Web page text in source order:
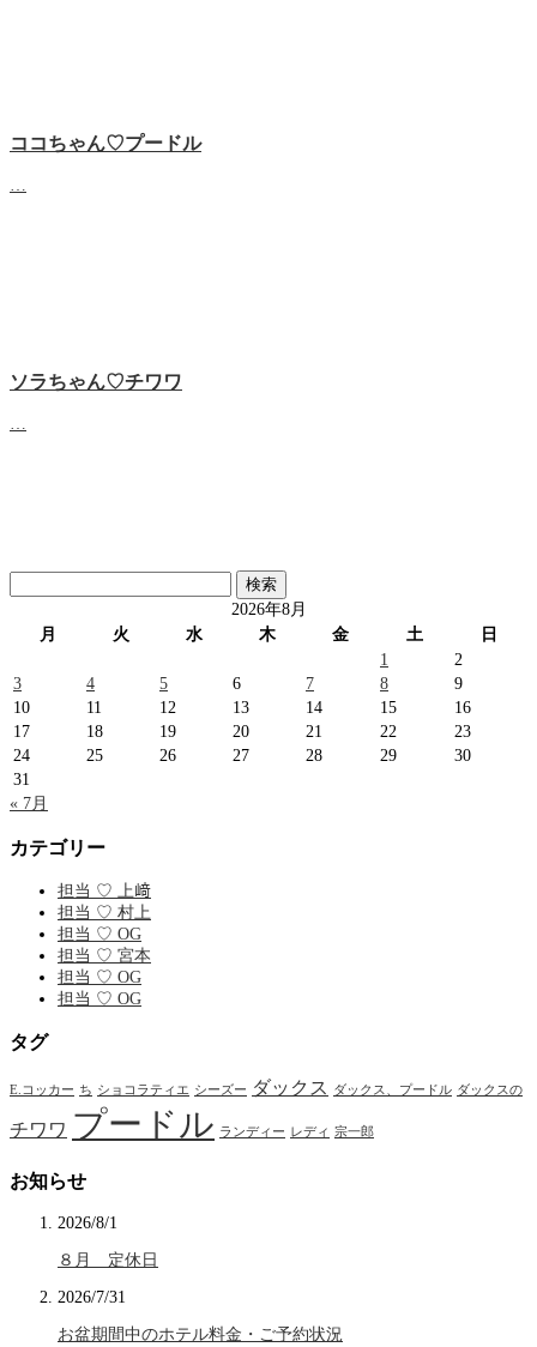
ココちゃん♡‬プードル
ソラちゃん♡‬チワワ
索:
2026年8月
月
火 水 木 金 土
日
1
2
3
4 5 6 7 8
9
10
11 12 13 14 15
16
17
18 19 20 21 22
23
24
25 26 27 28 29
30
31
« 7月
カテゴリー
担当 ♡ 上﨑
担当 ♡ 村上
担当 ♡ OG
担当 ♡ 宮本
担当 ♡ OG
担当 ♡ OG
タグ
E.コッカー ち ショコラティエ シーズー ダックス ダックス、プードル ダックスの
チワワ プードル ランディー レディ 宗一郎
お知らせ
2026/8/1
８月 定休日
2026/7/31
お盆期間中のホテル料金・ご予約状況